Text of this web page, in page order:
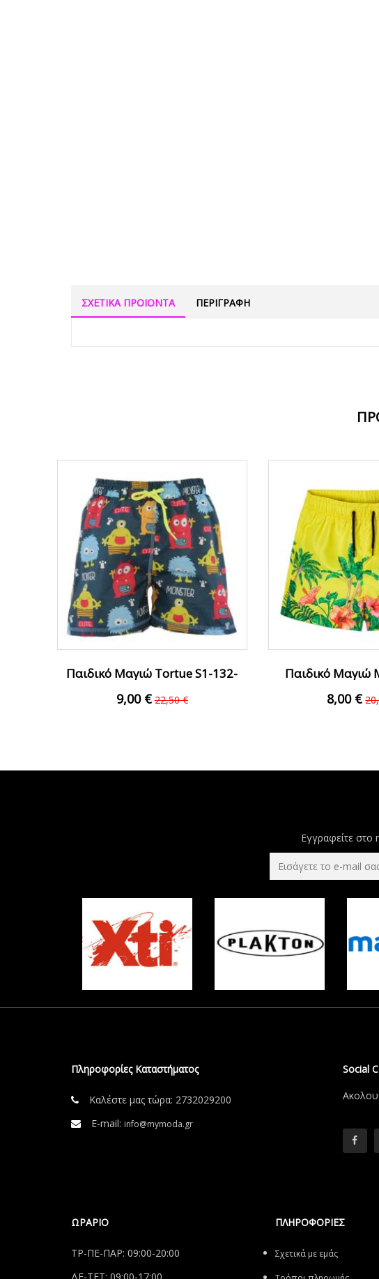
ΣΧΕΤΙΚΑ ΠΡΟΙΟΝΤΑ ΠΕΡΙΓΡΑΦΗ
Παιδικό Μαγιώ Tortue S1-132-
9,00 € 22,50 €
Παιδικό Μαγιώ
8,00 €
Εγγραφείτε στο
Πληροφορίες Καταστήματος
Καλέστε μας τώρα: 2732029200
E-mail: info@mymoda.gr
Social
ΩΡΑΡΙΟ
ΤΡ-ΠΕ-ΠΑΡ: 09:00-20:00
ΠΛΗΡΟΦΟΡΙΕΣ
Σχετικά με εμάς